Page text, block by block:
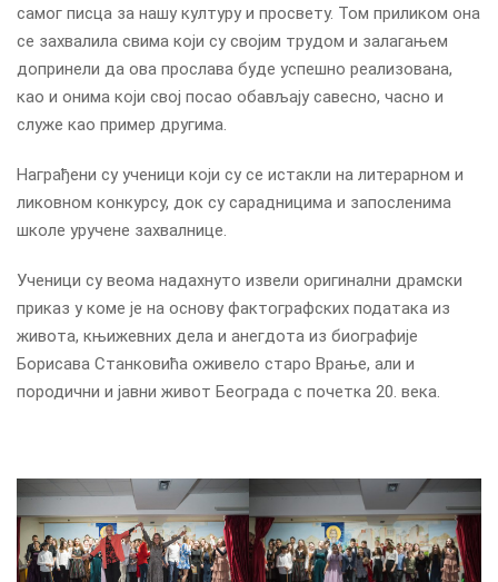
самог писца за нашу културу и просвету. Том приликом она
се захвалила свима који су својим трудом и залагањем
допринели да ова прослава буде успешно реализована,
као и онима који свој посао обављају савесно, часно и
служе као пример другима.
Награђени су ученици који су се истакли на литерарном и
ликовном конкурсу, док су сарадницима и запосленима
школе уручене захвалнице.
Ученици су веома надахнуто извели оригинални драмски
приказ у коме је на основу фактографских података из
живота, књижевних дела и анегдота из биографије
Борисава Станковића оживело старо Врање, али и
породични и јавни живот Београда с почетка 20. века.